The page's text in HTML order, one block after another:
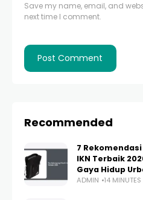
Save my name, email, and
next time I comment.
Recommended
7
IKN Terbaik
Gaya Hidup
ADMIN 14